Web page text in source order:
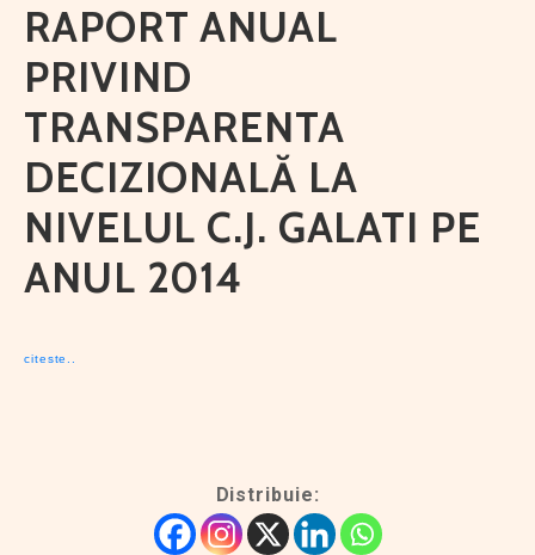
RAPORT ANUAL
PRIVIND
TRANSPARENTA
DECIZIONALĂ LA
NIVELUL C.J. GALATI PE
ANUL 2014
citeste..
Distribuie: